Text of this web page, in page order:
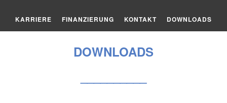
KARRIERE FINANZIERUNG KONTAKT DOWNLOADS
DOWNLOADS